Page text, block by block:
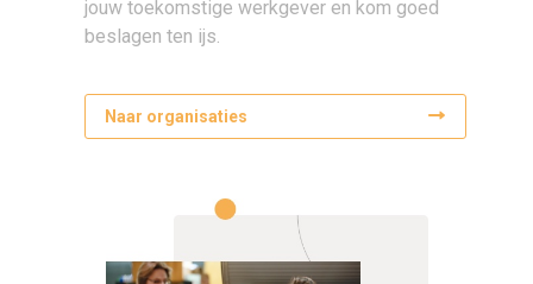
jouw toekomstige werkgever en kom goed
beslagen ten ijs.
Naar organisaties